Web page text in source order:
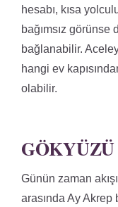
hesabı, kısa
bağımsız görünse
bağlanabilir.
hangi ev
olabilir.
Günün zaman
arasında Ay